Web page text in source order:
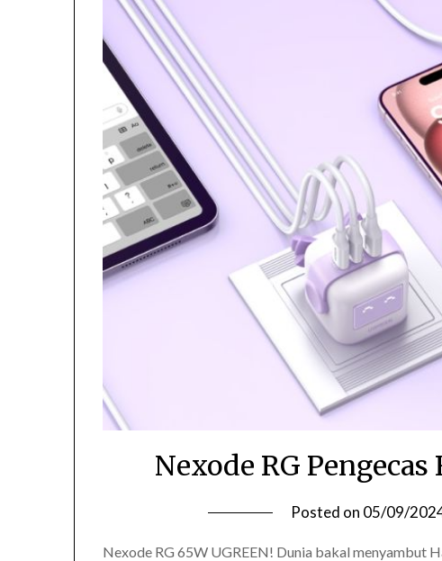
Nexode RG Pengecas
Posted on 05/09/
Nexode RG 65W UGREEN! Dunia bakal menyambut